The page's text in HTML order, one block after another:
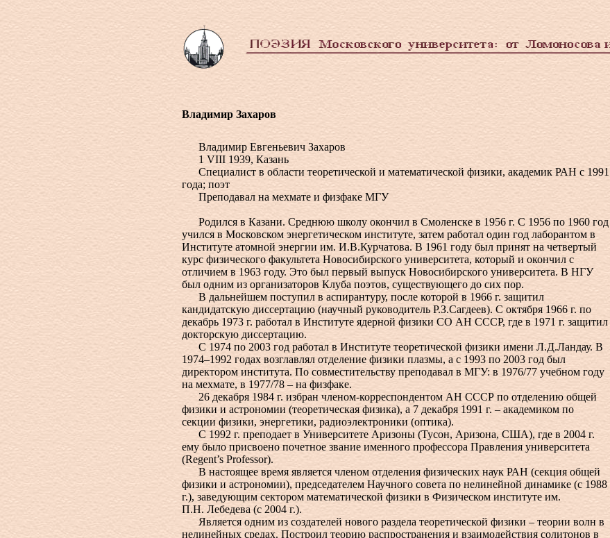
Владимир Захаров
Владимир Евгеньевич Захаров
1 VIII 1939, Казань
Специалист в области теоретической и математической физики, академик РАН с 1991
года; поэт
Преподавал на мехмате и физфаке МГУ
Родился в Казани. Среднюю школу окончил в Смоленске в 1956 г. С 1956 по 1960 год
учился в Московском энергетическом институте, затем работал один год лаборантом в
Институте атомной энергии им. И.В.Курчатова. В 1961 году был принят на четвертый
курс физического факультета Новосибирского университета, который и окончил с
отличием в 1963 году. Это был первый выпуск Новосибирского университета. В НГУ
был одним из организаторов Клуба поэтов, существующего до сих пор.
В дальнейшем поступил в аспирантуру, после которой в 1966 г. защитил
кандидатскую диссертацию (научный руководитель Р.З.Сагдеев). С октября 1966 г. по
декабрь 1973 г. работал в Институте ядерной физики СО АН СССР, где в 1971 г. защитил
докторскую диссертацию.
С 1974 по 2003 год работал в Институте теоретической физики имени Л.Д.Ландау. В
1974–1992 годах возглавлял отделение физики плазмы, а с 1993 по 2003 год был
директором института. По совместительству преподавал в МГУ: в 1976/77 учебном году
на мехмате, в 1977/78 – на физфаке.
26 декабря 1984 г. избран членом-корреспондентом АН СССР по отделению общей
физики и астрономии (теоретическая физика), а 7 декабря 1991 г. – академиком по
секции физики, энергетики, радиоэлектроники (оптика).
С 1992 г. преподает в Университете Аризоны (Тусон, Аризона, США), где в 2004 г.
ему было присвоено почетное звание именного профессора Правления университета
(Regent’s Professor).
В настоящее время является членом отделения физических наук РАН (секция общей
физики и астрономии), председателем Научного совета по нелинейной динамике (с 1988
г.), заведующим сектором математической физики в Физическом институте им.
П.Н. Лебедева (с 2004 г.).
Является одним из создателей нового раздела теоретической физики – теории волн в
нелинейных средах. Построил теорию распространения и взаимодействия солитонов в